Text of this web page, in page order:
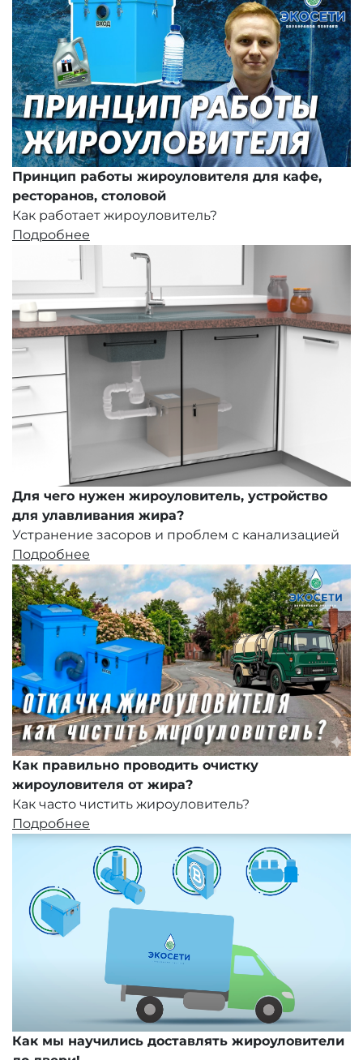
Принцип работы жироуловителя для кафе,
ресторанов, столовой
Как работает жироуловитель?
Подробнее
Для чего нужен жироуловитель, устройство
для улавливания жира?
Устранение засоров и проблем с канализацией
Подробнее
Как правильно проводить очистку
жироуловителя от жира?
Как часто чистить жироуловитель?
Подробнее
Как мы научились доставлять жироуловители